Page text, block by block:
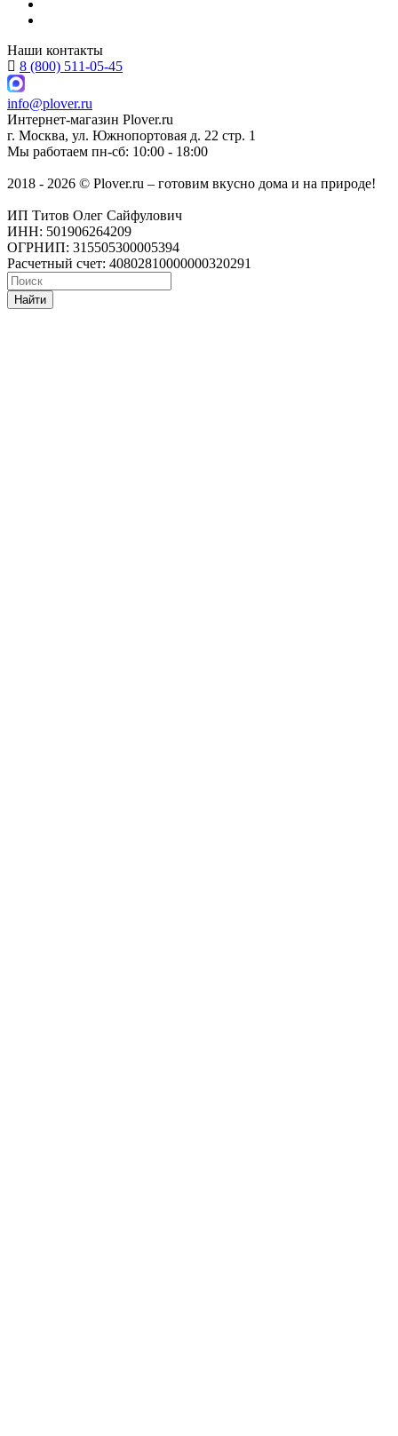
Наши контакты
8 (800) 511-05-45
info@plover.ru
Интернет-магазин Plover.ru
г. Москва, ул. Южнопортовая д. 22 стр. 1
Мы работаем пн-сб: 10:00 - 18:00
2018 - 2026 © Plover.ru – готовим вкусно дома и на природе!
ИП Титов Олег Сайфулович
ИНН: 501906264209
ОГРНИП: 315505300005394
Расчетный счет: 40802810000000320291
Найти